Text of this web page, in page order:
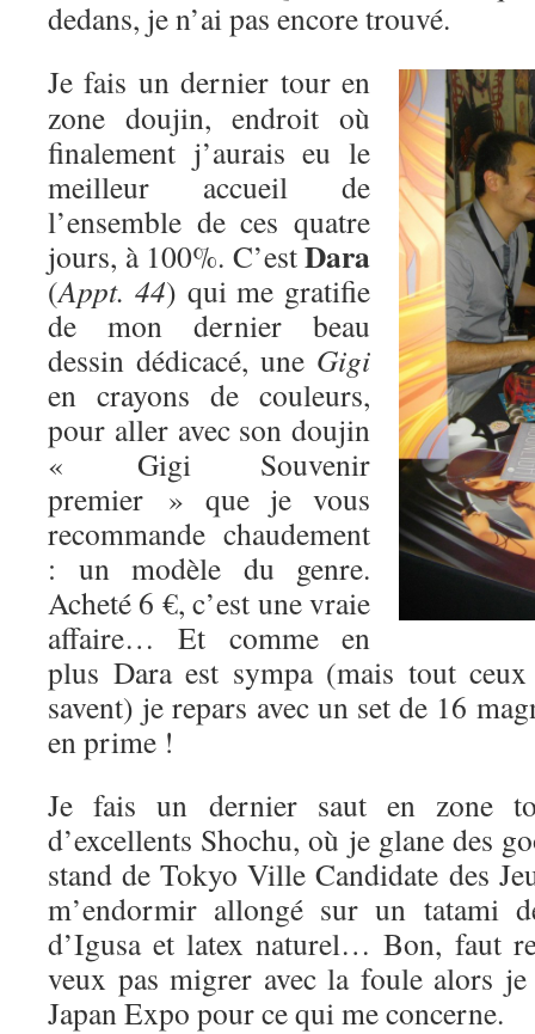
dedans, je n’ai pas encore trouvé.
Je fais un dernier tour en
zone doujin, endroit où
finalement j’aurais eu le
meilleur accueil de
l’ensemble de ces quatre
jours, à 100%. C’estDara
(Appt. 44) qui me gratifie
de mon dernier beau
dessin dédicacé, une Gigi
en crayons de couleurs,
pour aller avec son doujin
« Gigi Souvenir
premier » que je vous
recommande chaudement
: un modèle du genre.
Acheté 6 €, c’est une vraie
affaire… Et comme en
plus Dara est sympa (mais tout
savent) je repars avec un set de 16
en prime !
Je fais un dernier saut en zone
d’excellents Shochu, où je glane des
stand de Tokyo Ville Candidate des
m’endormir allongé sur un tatami
d’Igusa et latex naturel… Bon, faut
veux pas migrer avec la foule alors
Japan Expo pour ce qui me concerne.